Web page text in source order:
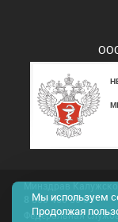
Минздрав
8 800 450 30 03
Федеральная
Мы используем
Продолжая